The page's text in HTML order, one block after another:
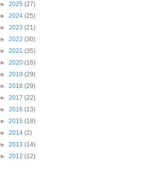
► 2025 (27)
► 2024 (25)
► 2023 (21)
► 2022 (30)
► 2021 (35)
► 2020 (16)
► 2019 (29)
► 2018 (29)
► 2017 (22)
► 2016 (13)
► 2015 (18)
► 2014 (2)
► 2013 (14)
► 2012 (12)